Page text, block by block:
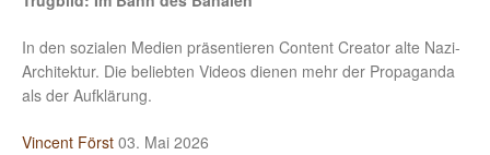
In den sozialen Medien präsentieren Content Creator alte Nazi-
Architektur. Die beliebten Videos dienen mehr der Propaganda
als der Aufklärung.
Vincent Först 03. Mai 2026